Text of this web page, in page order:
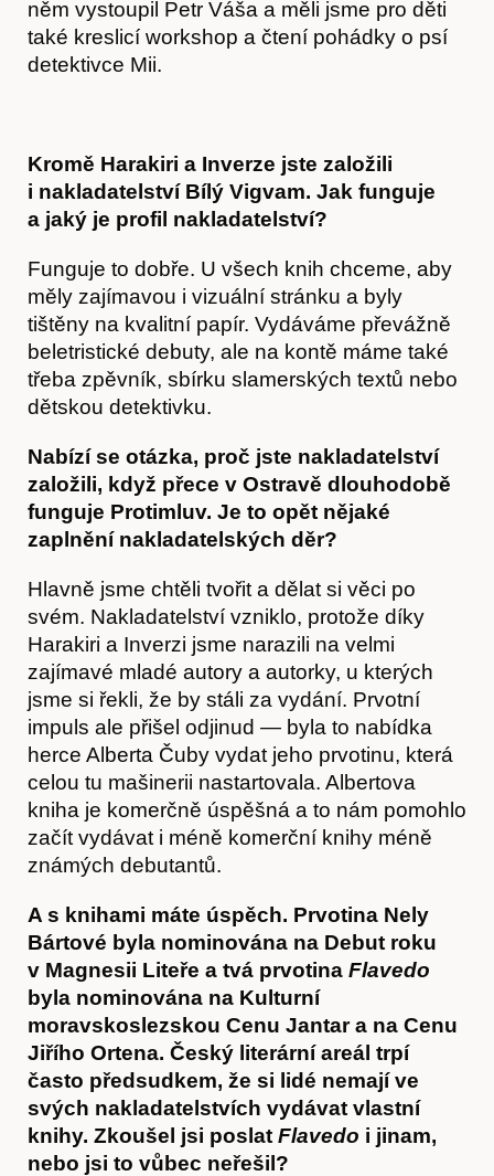
Časopis
Hostcast
něm vystoupil Petr Váša a měli jsme pro děti
také kreslicí workshop a čtení pohádky o psí
detektivce Mii.
Kromě Harakiri a Inverze jste založili
i nakladatelství Bílý Vigvam. Jak funguje
a jaký je profil nakladatelství?
Funguje to dobře. U všech knih chceme, aby
měly zajímavou i vizuální stránku a byly
tištěny na kvalitní papír. Vydáváme převážně
beletristické debuty, ale na kontě máme také
třeba zpěvník, sbírku slamerských textů nebo
dětskou detektivku.
Nabízí se otázka, proč jste nakladatelství
založili, když přece v Ostravě dlouhodobě
funguje Protimluv. Je to opět nějaké
zaplnění nakladatelských děr?
Hlavně jsme chtěli tvořit a dělat si věci po
svém. Nakladatelství vzniklo, protože díky
Harakiri a Inverzi jsme narazili na velmi
zajímavé mladé autory a autorky, u kterých
jsme si řekli, že by stáli za vydání. Prvotní
impuls ale přišel odjinud — byla to nabídka
herce Alberta Čuby vydat jeho prvotinu, která
celou tu mašinerii nastartovala. Albertova
kniha je komerčně úspěšná a to nám pomohlo
začít vydávat i méně komerční knihy méně
známých debutantů.
A s knihami máte úspěch. Prvotina Nely
Bártové byla nominována na Debut roku
v Magnesii Liteře a tvá prvotina Flavedo
byla nominována na Kulturní
moravskoslezskou Cenu Jantar a na Cenu
Jiřího Ortena. Český literární areál trpí
často předsudkem, že si lidé nemají ve
svých nakladatelstvích vydávat vlastní
knihy. Zkoušel jsi poslat Flavedo i jinam,
nebo jsi to vůbec neřešil?